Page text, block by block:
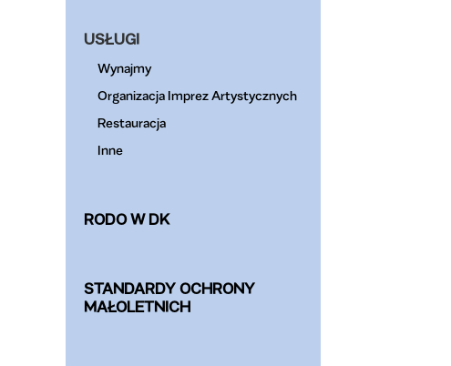
USŁUGI
Wynajmy
Organizacja Imprez Artystycznych
Restauracja
Inne
RODO W DK
STANDARDY OCHRONY
MAŁOLETNICH